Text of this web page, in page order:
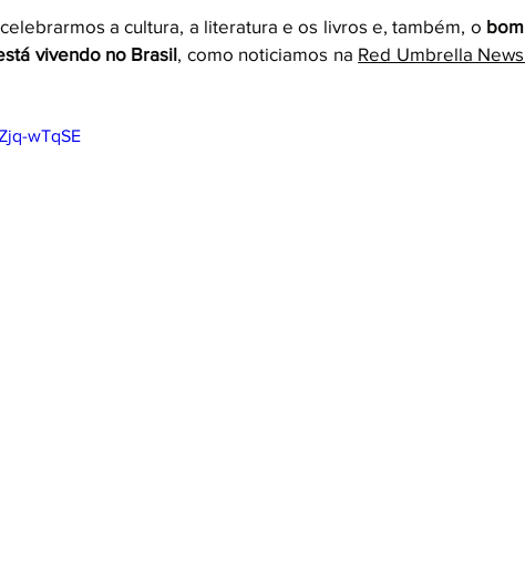
a cultura, a literatura e os livros e, também, o bom
vivendo no Brasil, como noticiamos na Red Umbrella News
wTqSE